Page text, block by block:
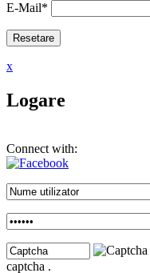
E-Mail*
x
Logare
Connect with:
captcha .